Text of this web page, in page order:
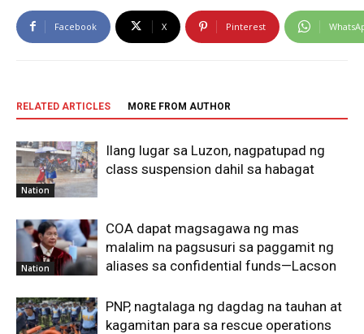
Facebook X Pinterest
RELATED ARTICLES MORE FROM AUTHOR
Nation
Ilang lugar sa Luzon, nagpatupad ng
class suspension dahil sa habagat
Nation
COA dapat magsagawa ng mas
malalim na pagsusuri sa paggamit ng
aliases sa confidential funds—Lacson
PNP, nagtalaga ng dagdag na tauhan at
kagamitan para sa rescue operations